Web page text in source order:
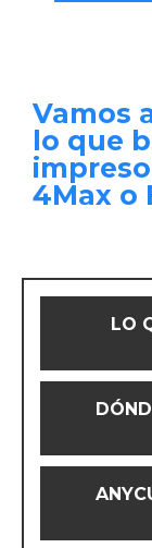
Vamos
lo que
4Max o
LO